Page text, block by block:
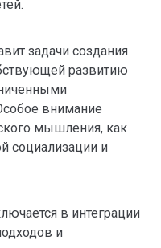
задачи создания
развитию
внимание
мышления, как
социализации и
в интеграции
и